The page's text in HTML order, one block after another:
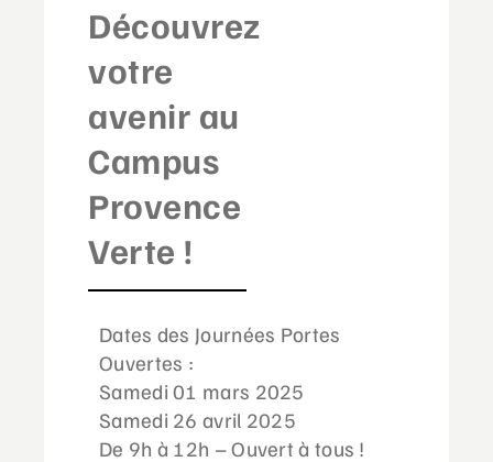
Découvrez
votre
avenir au
Campus
Provence
Verte !
Dates des Journées Portes
Ouvertes :
Samedi 01 mars 2025
Samedi 26 avril 2025
De 9h à 12h – Ouvert à tous !